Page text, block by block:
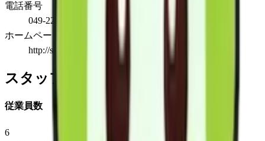
電話番号
049-227-3475
ホームページ
http://shinotecs.jimdo.com/
スタッフ情報
従業員数
6